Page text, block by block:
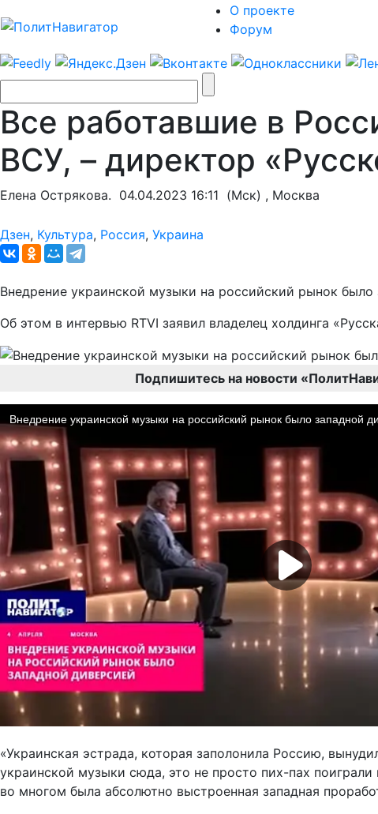
О проекте
Форум
Все работавшие в
ВСУ, – директор
Елена Острякова. 04.04.2023 16:11 (Мск) , Москва
Дзен, Культура, Россия, Украина
Внедрение украинской музыки на российский рынок было
Об этом в интервью RTVI заявил владелец холдинга
Подпишитесь на новости
«Украинская эстрада, которая заполонила Россию,
украинской музыки сюда, это не просто пих-пах
во многом была абсолютно выстроенная западная